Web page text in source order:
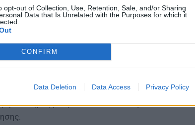
opt-out of Collection, Use, Retention, Sale, and/or Sharing
Data that Is Unrelated with the Purposes for which it
CONFIRM
Data Deletion Data Access Privacy Policy
ωφέλιμων ουσιών για τον
Φυσικά και η κανονική γυμναστική
ουσιών, αλλά όχι όπως αυτή η μορφή
του είδους η γυμναστική δεν είναι
τους έχει συνηθίσει μια άλλου τύπου
αν είστε από αυτούς που δεν αντέχουν
μπορείτε να ακολουθήσετε το